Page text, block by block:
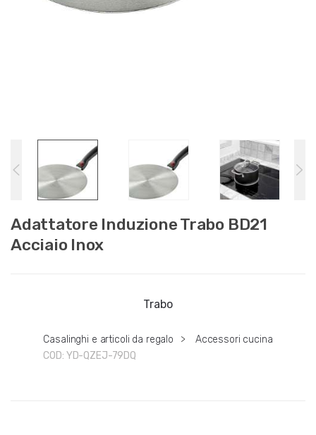
Adattatore Induzione Trabo BD21
Acciaio Inox
Trabo
Casalinghi e articoli da regalo >
Accessori cucina
COD: YD-QZEJ-79DQ